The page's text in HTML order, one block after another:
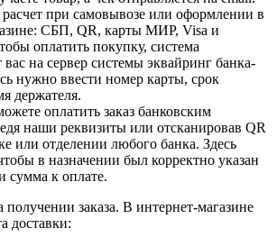
при самовывозе или оформлении в
СБП, QR, карты МИР, Visa и
оплатить покупку, система
вас на сервер системы эквайринг банка-
нужно ввести номер карты, срок
держателя.
оплатить заказ банковским
наши реквизиты или отсканировав QR
или отделении любого банка. Здесь
в назначении был корректно указан
сумма к оплате.
получении заказа. В интернет-магазине
доставки: